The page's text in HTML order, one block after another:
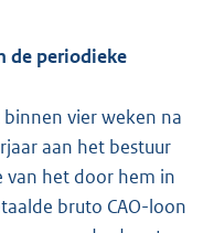
de periodieke
vier weken na
aan het bestuur
van het door hem in
bruto CAO-loon